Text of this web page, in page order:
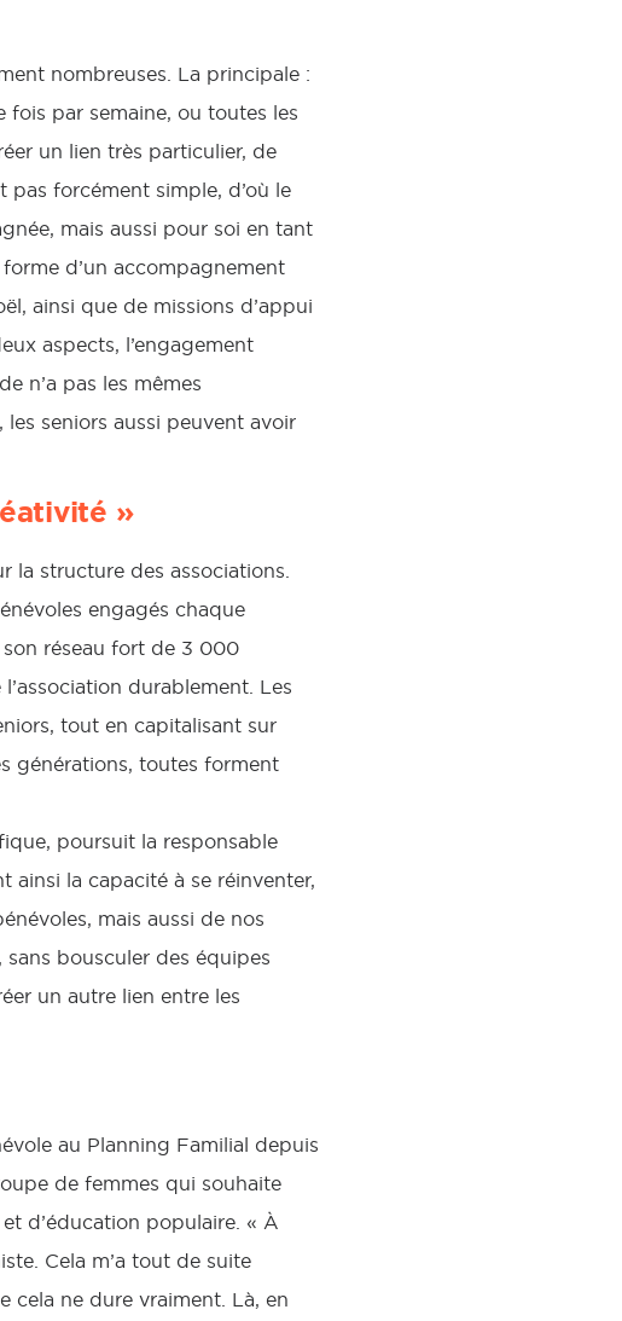
nombreuses. La principale :
par semaine, ou toutes les
un lien très particulier, de
pas forcément simple, d’où le
mais aussi pour soi en tant
d’un accompagnement
ainsi que de missions d’appui
aspects, l’engagement
n’a pas les mêmes
les seniors aussi peuvent avoir
»
la structure des associations.
engagés chaque
son réseau fort de 3 000
durablement. Les
tout en capitalisant sur
générations, toutes forment
poursuit la responsable
ainsi la capacité à se réinventer,
mais aussi de nos
sans bousculer des équipes
un autre lien entre les
au Planning Familial depuis
de femmes qui souhaite
d’éducation populaire. « À
Cela m’a tout de suite
cela ne dure vraiment. Là, en